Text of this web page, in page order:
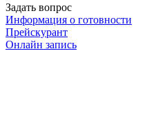
Задать вопрос
Информация о готовности
Прейскурант
Онлайн запись